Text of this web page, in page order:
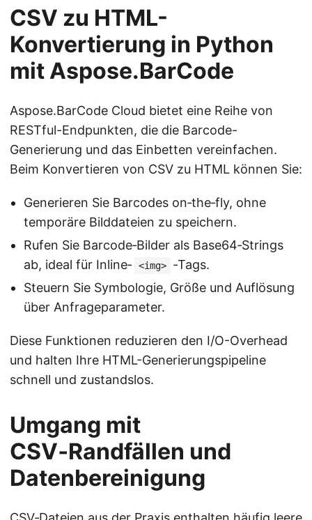
CSV zu HTML-
Konvertierung in Python
mit Aspose.BarCode
Aspose.BarCode Cloud bietet eine Reihe von
RESTful-Endpunkten, die die Barcode-
Generierung und das Einbetten vereinfachen.
Beim Konvertieren von CSV zu HTML können Sie:
Generieren Sie Barcodes on‑the‑fly, ohne
temporäre Bilddateien zu speichern.
Rufen Sie Barcode‑Bilder als Base64‑Strings
ab, ideal für Inline‑
<img>
‑Tags.
Steuern Sie Symbologie, Größe und Auflösung
über Anfrageparameter.
Diese Funktionen reduzieren den I/O-Overhead
und halten Ihre HTML-Generierungspipeline
schnell und zustandslos.
Umgang mit
CSV‑Randfällen und
Datenbereinigung